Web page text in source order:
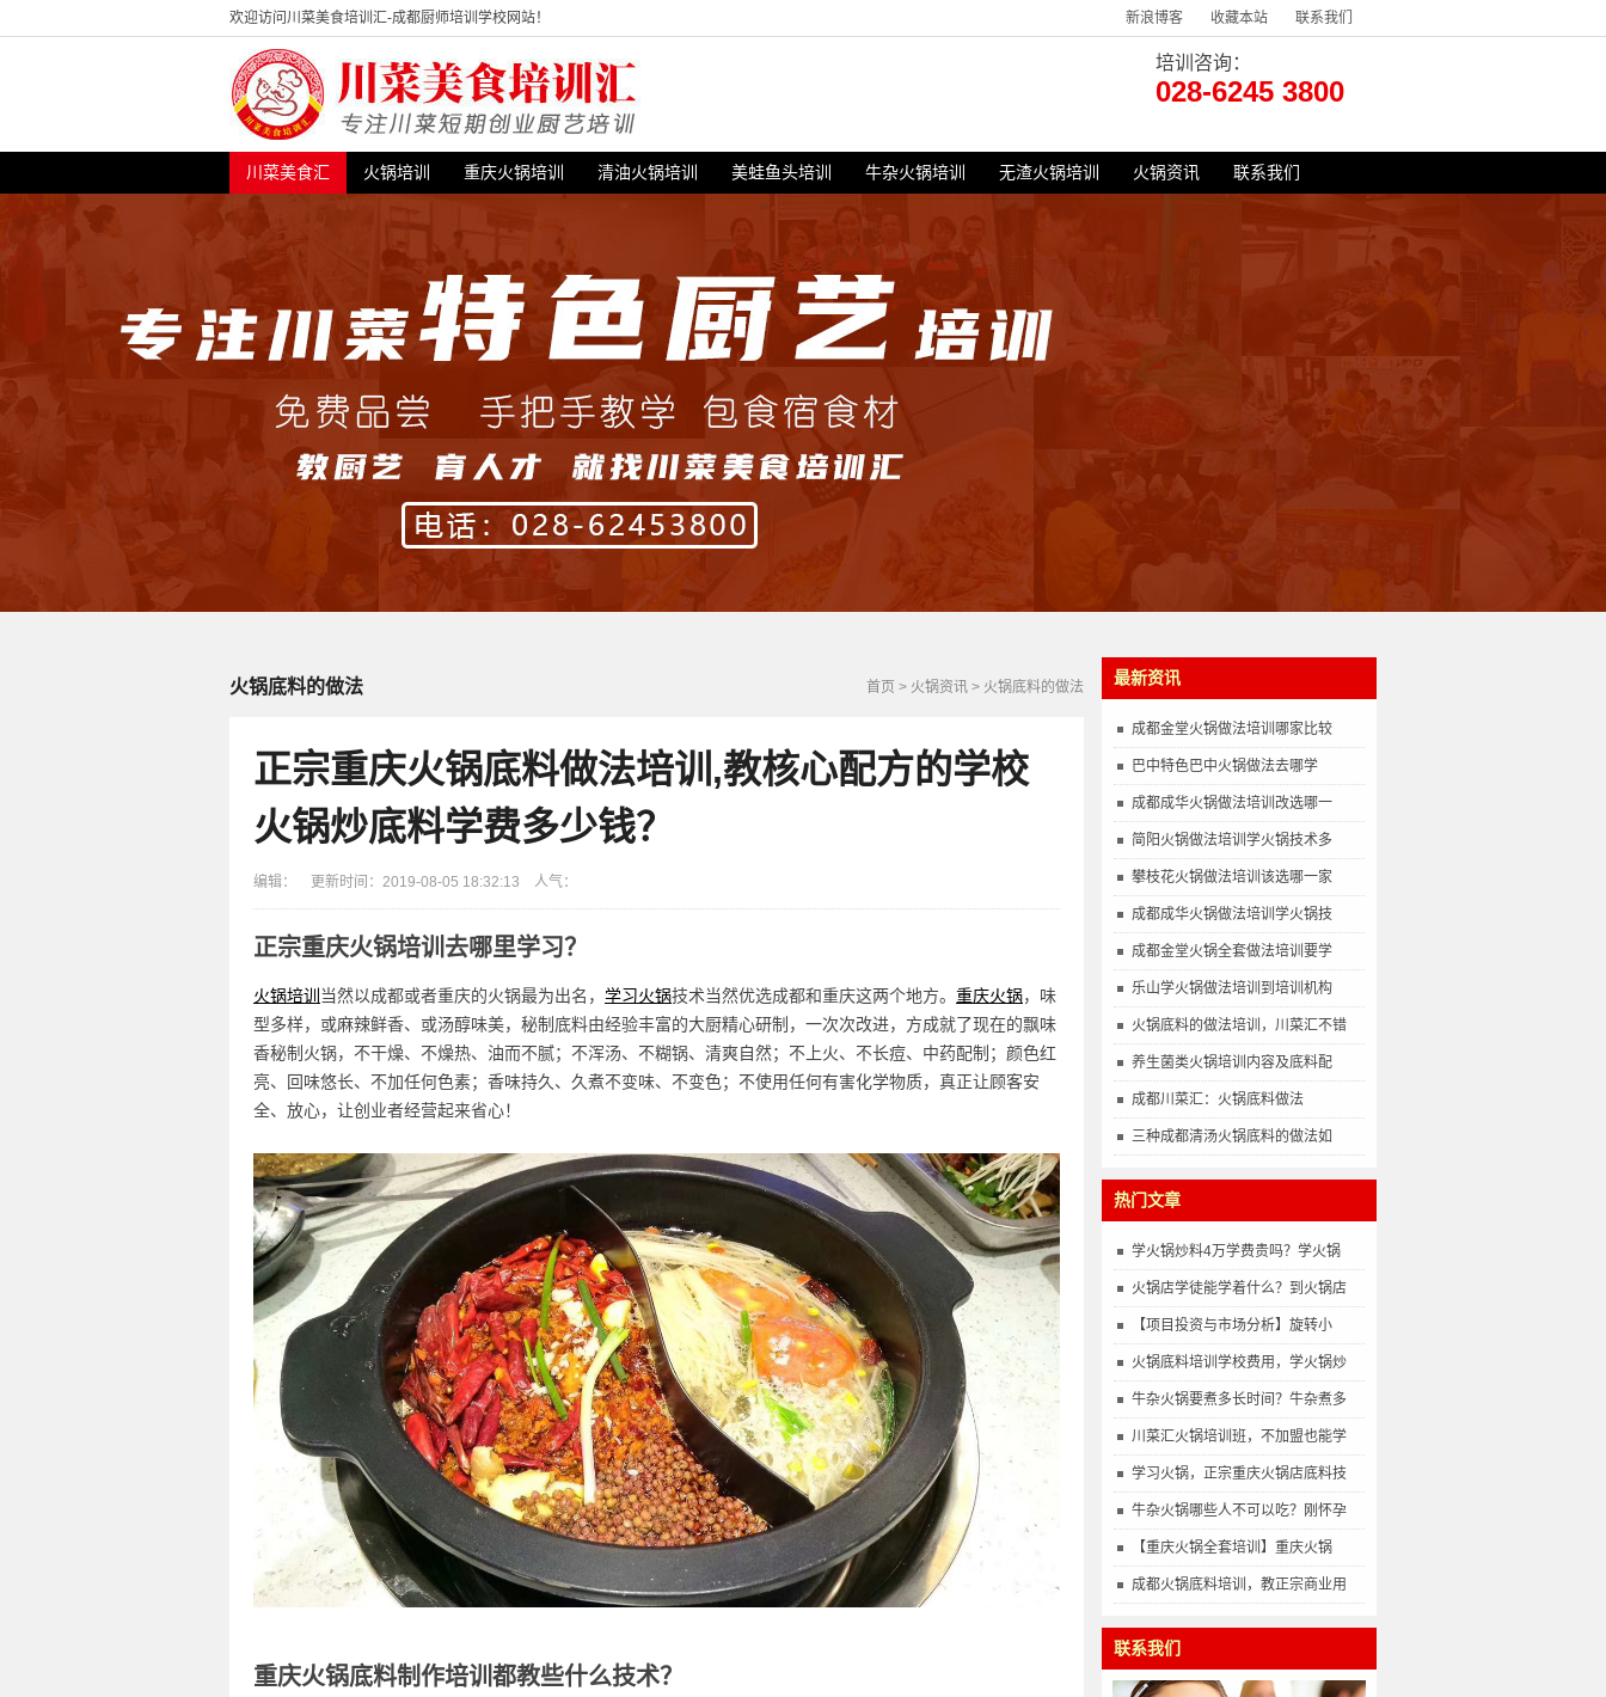
新浪博客 收藏本站 联系我们
欢迎访问川菜美食培训汇-成都厨师培训学校网站！
培训咨询：
028-6245 3800
川菜美食汇 火锅培训 重庆火锅培训 清油火锅培训 美蛙鱼头培训 牛杂火锅培训 无渣火锅培训 火锅资讯 联系我们
最新资讯
成都金堂火锅做法培训哪家比较
巴中特色巴中火锅做法去哪学
成都成华火锅做法培训改选哪一
简阳火锅做法培训学火锅技术多
攀枝花火锅做法培训该选哪一家
成都成华火锅做法培训学火锅技
成都金堂火锅全套做法培训要学
乐山学火锅做法培训到培训机构
火锅底料的做法培训，川菜汇不错
养生菌类火锅培训内容及底料配
成都川菜汇：火锅底料做法
三种成都清汤火锅底料的做法如
热门文章
学火锅炒料4万学费贵吗？学火锅
火锅店学徒能学着什么？到火锅店
【项目投资与市场分析】旋转小
火锅底料培训学校费用，学火锅炒
牛杂火锅要煮多长时间？牛杂煮多
川菜汇火锅培训班，不加盟也能学
学习火锅，正宗重庆火锅店底料技
牛杂火锅哪些人不可以吃？刚怀孕
【重庆火锅全套培训】重庆火锅
成都火锅底料培训，教正宗商业用
联系我们
首页 > 火锅资讯 > 火锅底料的做法
火锅底料的做法
正宗重庆火锅底料做法培训,教核心配方的学校
火锅炒底料学费多少钱？
编辑： 更新时间：2019-08-05 18:32:13 人气：
正宗重庆火锅培训去哪里学习？
火锅培训 当然以成都或者重庆的火锅最为出名， 学习火锅技术当然优选成都和重庆这两个地方。 重庆火锅，味
型多样，或麻辣鲜香、或汤醇味美，秘制底料由经验丰富的大厨精心研制，一次次改进，方成就了现在的飘味
香秘制火锅，不干燥、不燥热、油而不腻；不浑汤、不糊锅、清爽自然；不上火、不长痘、中药配制；颜色红
亮、回味悠长、不加任何色素；香味持久、久煮不变味、不变色；不使用任何有害化学物质，真正让顾客安
全、放心，让创业者经营起来省心！
重庆火锅底料制作培训都教些什么技术？